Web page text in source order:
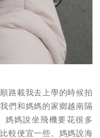
路載我去上學的時候拍
們和媽媽的家鄉越南隔
媽媽說坐飛機要花很多
較便宜一些。媽媽說海